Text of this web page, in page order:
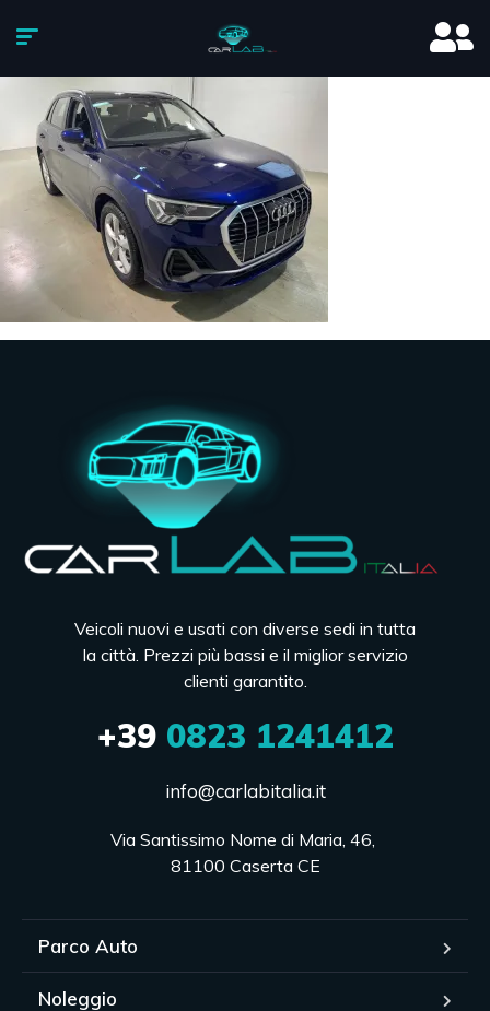
Veicoli nuovi e usati con diverse sedi in tutta
la città. Prezzi più bassi e il miglior servizio
clienti garantito.
+390823 1241412
info@carlabitalia.it
Via Santissimo Nome di Maria, 46,
81100 Caserta CE
Parco Auto
Noleggio